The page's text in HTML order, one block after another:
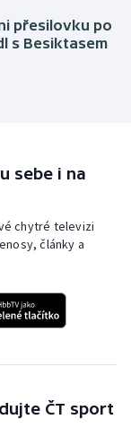
přesilovku po
s Besiktasem
sebe i na
chytré televizi
články a
ČT sport